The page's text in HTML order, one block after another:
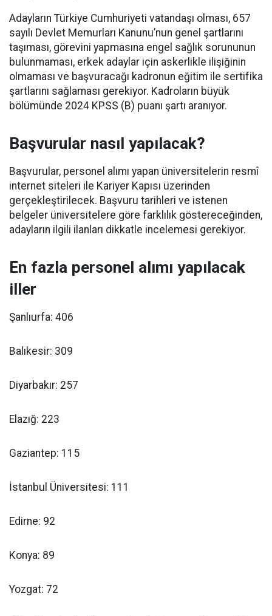
Adayların Türkiye Cumhuriyeti vatandaşı olması, 657
sayılı Devlet Memurları Kanunu’nun genel şartlarını
taşıması, görevini yapmasına engel sağlık sorununun
bulunmaması, erkek adaylar için askerlikle ilişiğinin
olmaması ve başvuracağı kadronun eğitim ile sertifika
şartlarını sağlaması gerekiyor. Kadroların büyük
bölümünde 2024 KPSS (B) puanı şartı aranıyor.
Başvurular nasıl yapılacak?
Başvurular, personel alımı yapan üniversitelerin resmî
internet siteleri ile Kariyer Kapısı üzerinden
gerçekleştirilecek. Başvuru tarihleri ve istenen
belgeler üniversitelere göre farklılık göstereceğinden,
adayların ilgili ilanları dikkatle incelemesi gerekiyor.
En fazla personel alımı yapılacak
iller
Şanlıurfa: 406
Balıkesir: 309
Diyarbakır: 257
Elazığ: 223
Gaziantep: 115
İstanbul Üniversitesi: 111
Edirne: 92
Konya: 89
Yozgat: 72